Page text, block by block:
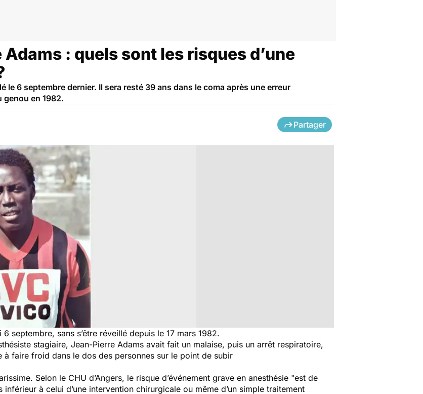
: quels sont les risques d’une
le 6 septembre dernier. Il sera resté 39 ans dans le coma après une erreur
genou en 1982.
Partager
septembre, sans s’être réveillé depuis le 17 mars 1982.
stagiaire, Jean-Pierre Adams avait fait un malaise, puis un arrêt respiratoire,
faire froid dans le dos des personnes sur le point de subir
Selon le CHU d’Angers, le risque d’événement grave en anesthésie "est de
à celui d’une intervention chirurgicale ou même d’un simple traitement